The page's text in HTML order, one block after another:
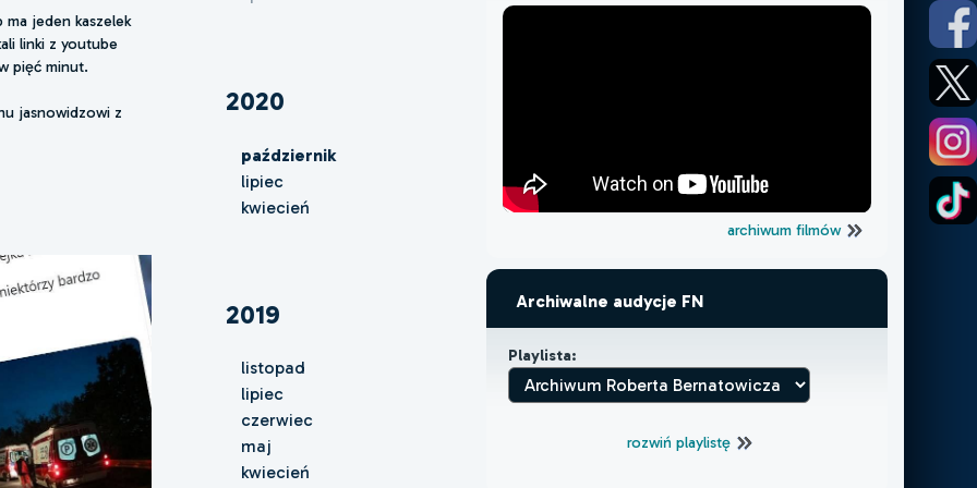
jeden kaszelek
linki z youtube
pięć minut.
jasnowidzowi z 2020
październik
lipiec
kwiecień
2019
listopad
lipiec
czerwiec
maj
kwiecień
archiwum filmów
Archiwalne audycje FN
Playlista:
rozwiń playlistę